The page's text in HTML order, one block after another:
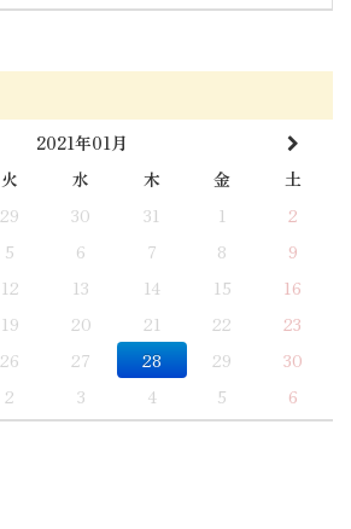
2021年01月
火 水 木 金
土
29 30 31 1
2
5 6 7 8
9
12 13 14 15
16
19 20 21 22
23
26 27 28 29
30
2 3 4 5 6